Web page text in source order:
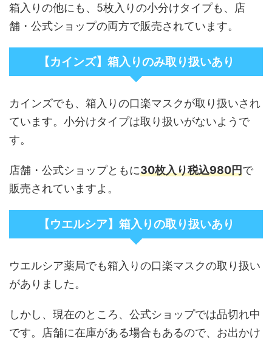
箱入りの他にも、5枚入りの小分けタイプも、店
舗・公式ショップの両方で販売されています。
【カインズ】箱入りのみ取り扱いあり
カインズでも、箱入りの口楽マスクが取り扱いされ
ています。小分けタイプは取り扱いがないようで
す。
店舗・公式ショップともに30枚入り税込980円で
販売されていますよ。
【ウエルシア】箱入りの取り扱いあり
ウエルシア薬局でも箱入りの口楽マスクの取り扱い
がありました。
しかし、現在のところ、公式ショップでは品切れ中
です。店舗に在庫がある場合もあるので、お出かけ